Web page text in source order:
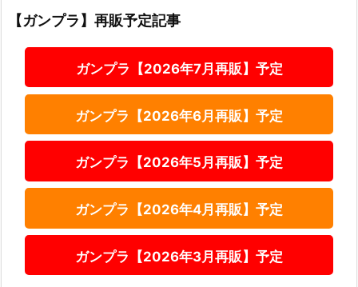
【ガンプラ】再販予定記事
ガンプラ【2026年7月再販】予定
ガンプラ【2026年6月再販】予定
ガンプラ【2026年5月再販】予定
ガンプラ【2026年4月再販】予定
ガンプラ【2026年3月再販】予定